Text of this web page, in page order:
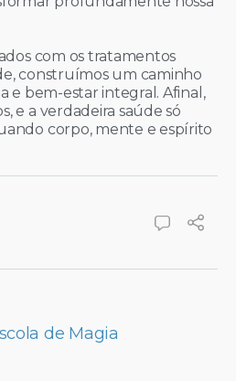
com os tratamentos
construímos um caminho
e bem-estar integral. Afinal,
e a verdadeira saúde só
corpo, mente e espírito
de Magia